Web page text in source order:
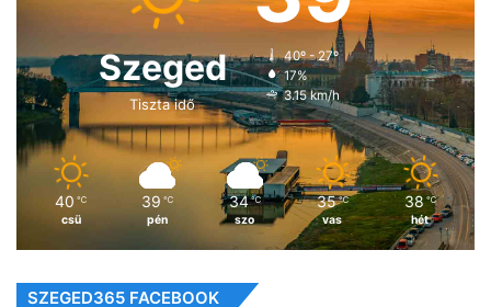
Szeged
Tiszta idő
40º - 27º
17%
3.15 km/h
40 ℃
csü
39 ℃
pén
34 ℃
szo
35 ℃
vas
38 ℃
hét
SZEGED365 FACEBOOK